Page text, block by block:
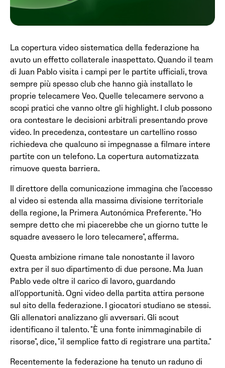
La copertura video sistematica della federazione ha
avuto un effetto collaterale inaspettato. Quando il team
di Juan Pablo visita i campi per le partite ufficiali, trova
sempre più spesso club che hanno già installato le
proprie telecamere Veo. Quelle telecamere servono a
scopi pratici che vanno oltre gli highlight. I club possono
ora contestare le decisioni arbitrali presentando prove
video. In precedenza, contestare un cartellino rosso
richiedeva che qualcuno si impegnasse a filmare intere
partite con un telefono. La copertura automatizzata
rimuove questa barriera.
Il direttore della comunicazione immagina che l'accesso
al video si estenda alla massima divisione territoriale
della regione, la Primera Autonómica Preferente. "Ho
sempre detto che mi piacerebbe che un giorno tutte le
squadre avessero le loro telecamere", afferma.
Questa ambizione rimane tale nonostante il lavoro
extra per il suo dipartimento di due persone. Ma Juan
Pablo vede oltre il carico di lavoro, guardando
all'opportunità. Ogni video della partita attira persone
sul sito della federazione. I giocatori studiano se stessi.
Gli allenatori analizzano gli avversari. Gli scout
identificano il talento. "È una fonte inimmaginabile di
risorse", dice, "il semplice fatto di registrare una partita."
Recentemente la federazione ha tenuto un raduno di